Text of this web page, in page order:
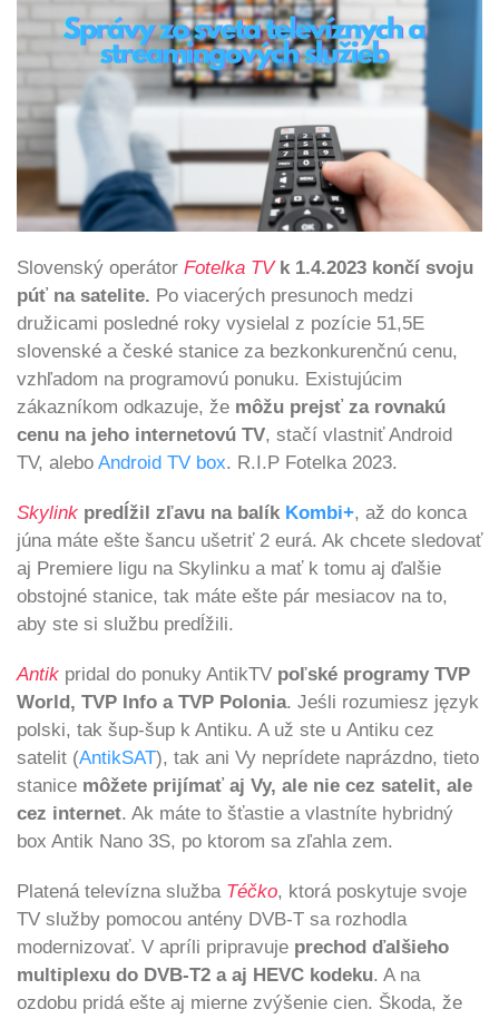
Slovenský operátor Fotelka TVk 1.4.2023 končí svoju
púť na satelite. Po viacerých presunoch medzi
družicami posledné roky vysielal z pozície 51,5E
slovenské a české stanice za bezkonkurenčnú cenu,
vzhľadom na programovú ponuku. Existujúcim
zákazníkom odkazuje, že môžu prejsť za rovnakú
cenu na jeho internetovú TV, stačí vlastniť Android
TV, alebo Android TV box. R.I.P Fotelka 2023.
Skylink predĺžil zľavu na balík Kombi+, až do konca
júna máte ešte šancu ušetriť 2 eurá. Ak chcete sledovať
aj Premiere ligu na Skylinku a mať k tomu aj ďalšie
obstojné stanice, tak máte ešte pár mesiacov na to,
aby ste si službu predĺžili.
Antik pridal do ponuky AntikTV poľské programy TVP
World, TVP Info a TVP Polonia. Jeśli rozumiesz język
polski, tak šup-šup k Antiku. A už ste u Antiku cez
satelit (AntikSAT), tak ani Vy neprídete naprázdno, tieto
stanice môžete prijímať aj Vy, ale nie cez satelit, ale
cez internet. Ak máte to šťastie a vlastníte hybridný
box Antik Nano 3S, po ktorom sa zľahla zem.
Platená televízna služba Téčko, ktorá poskytuje svoje
TV služby pomocou antény DVB-T sa rozhodla
modernizovať. V apríli pripravuje prechod ďalšieho
multiplexu do DVB-T2 a aj HEVC kodeku. A na
ozdobu pridá ešte aj mierne zvýšenie cien. Škoda, že